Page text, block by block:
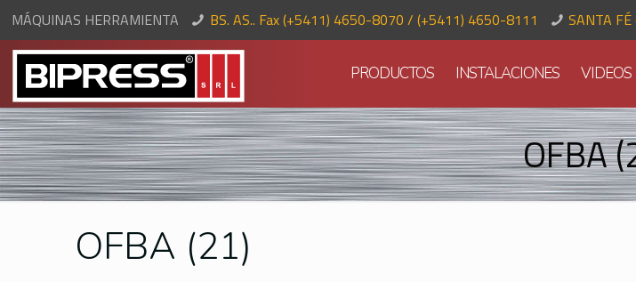
MÁQUINAS HERRAMIENTA BS. AS.. Fax (+5411) 4650-8070 / (+5411) 4650-8111 SANTA
PRODUCTOS INSTALACIONES VIDEOS
OFBA
OFBA (21)